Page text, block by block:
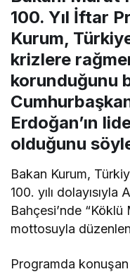
100. Yıl İftar
Kurum,
krizlere
korunduğunu
Erdoğan’ın
olduğunu
Bakan Kurum,
100. yılı
Bahçesi’nde
mottosuyla
Programda